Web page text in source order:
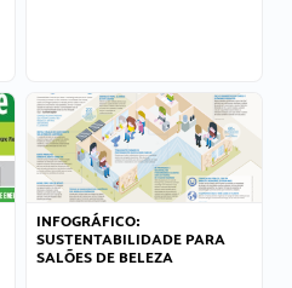
INFOGRÁFICO:
SUSTENTABILIDADE PARA
SALÕES DE BELEZA